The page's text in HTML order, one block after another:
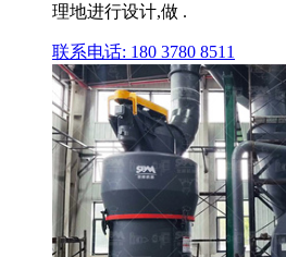
理地进行设计,做 .
联系电话: 180 3780 8511